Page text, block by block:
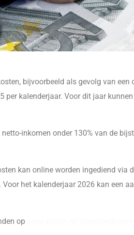
bijvoorbeeld als gevolg van een
per kalenderjaar. Voor dit jaar
inkomen onder 130% van de
kan online worden ingediend via
het kalenderjaar 2026 kan een
op